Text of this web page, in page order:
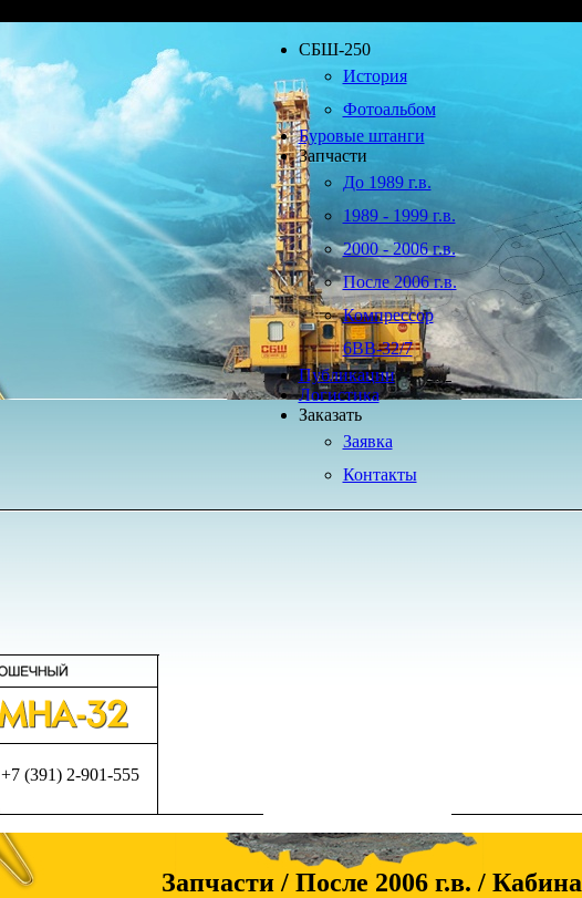
СБШ-250
История
Фотоальбом
Буровые штанги
Запчасти
До 1989 г.в.
1989 - 1999 г.в.
2000 - 2006 г.в.
После 2006 г.в.
Компрессор
6ВВ-32/7
Публикации
Логистика
Заказать
Заявка
Контакты
+7 (391) 2-901-555
Запчасти / После 2006 г.в. / Кабина